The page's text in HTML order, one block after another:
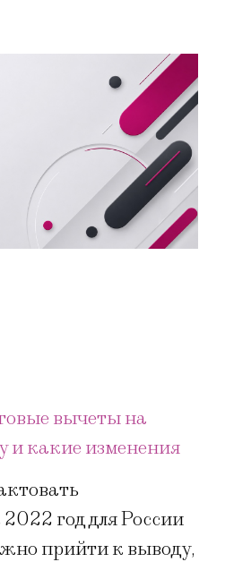
вычеты на
и какие изменения
год для России
прийти к выводу,